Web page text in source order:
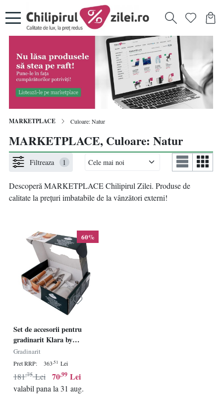
MARKETPLACE Culoare: Natur
MARKETPLACE, Culoare: Natur
Filtreaza 1
Descoperă MARKETPLACE Chilipirul Zilei. Produse de
calitate la prețuri imbatabile de la vânzători externi!
60%
Set de accesorii pentru
gradinarit Klara by
Esschert Design, 4 piese,
inox/lemn/plastic,
natur/argintiu
Gradinarit
Pret RRP: 363,51 Lei
70,99 Lei
181,75 Lei
valabil pana la 31 aug.